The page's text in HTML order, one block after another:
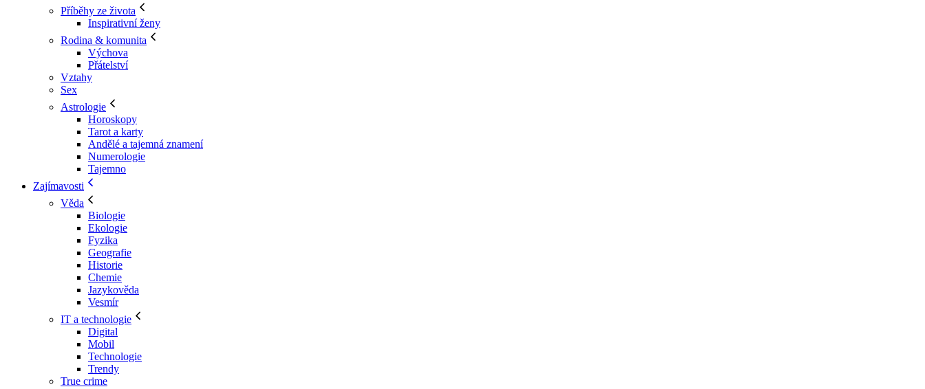
Příběhy ze života
Inspirativní ženy
Rodina & komunita
Výchova
Přátelství
Vztahy
Sex
Astrologie
Horoskopy
Tarot a karty
Andělé a tajemná znamení
Numerologie
Tajemno
Zajímavosti
Věda
Biologie
Ekologie
Fyzika
Geografie
Historie
Chemie
Jazykověda
Vesmír
IT a technologie
Digital
Mobil
Technologie
Trendy
True crime